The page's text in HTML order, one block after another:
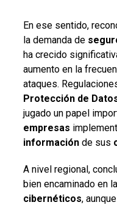
En ese sentido,
la demanda de
ha crecido
aumento en la
ataques.
Protección de
jugado un papel
empresas
información de sus
A nivel regional,
bien encaminado en
cibernéticos,